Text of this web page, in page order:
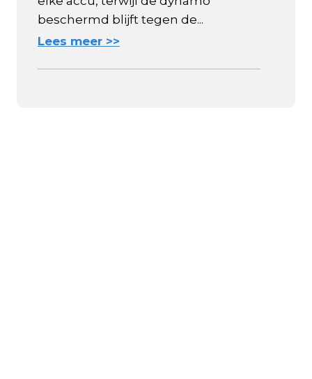
beschermd blijft tegen de...
Lees meer >>